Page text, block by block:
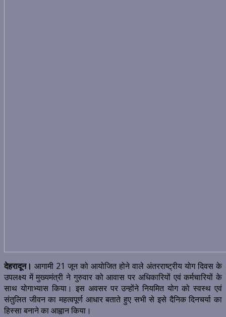
देहरादून। आगामी 21 जून को आयोजित होने वाले अंतरराष्ट्रीय योग दिवस के
उपलक्ष्य में मुख्यमंत्री ने गुरुवार को आवास पर अधिकारियों एवं कर्मचारियों के
साथ योगाभ्यास किया। इस अवसर पर उन्होंने नियमित योग को स्वस्थ एवं
संतुलित जीवन का महत्वपूर्ण आधार बताते हुए सभी से इसे दैनिक दिनचर्या का
हिस्सा बनाने का आह्वान किया।